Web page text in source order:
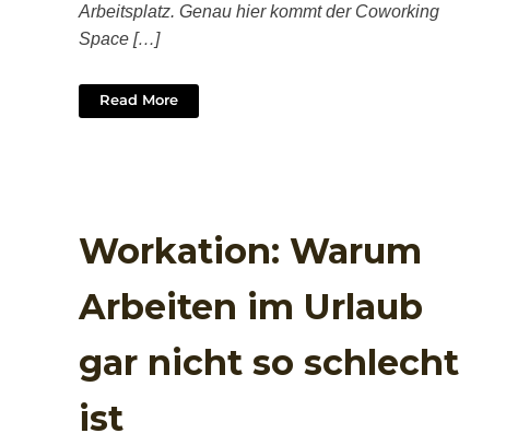
Arbeitsplatz. Genau hier kommt der Coworking
Space […]
Read More
Workation: Warum
Arbeiten im Urlaub
gar nicht so schlecht
ist